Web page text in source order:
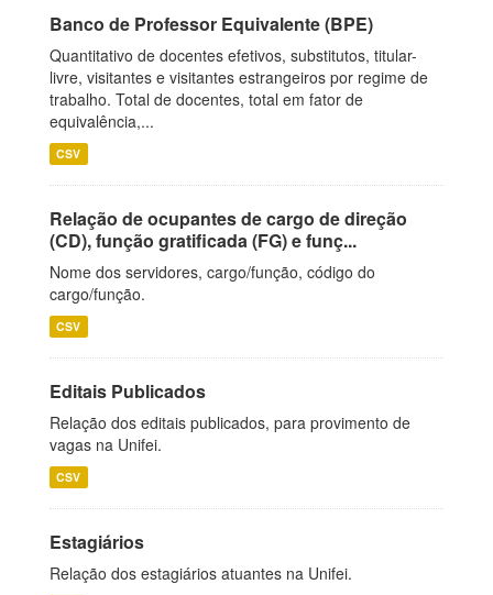
Banco de Professor Equivalente (BPE)
Quantitativo de docentes efetivos, substitutos, titular-
livre, visitantes e visitantes estrangeiros por regime de
trabalho. Total de docentes, total em fator de
equivalência,...
CSV
Relação de ocupantes de cargo de direção
(CD), função gratificada (FG) e funç...
Nome dos servidores, cargo/função, código do
cargo/função.
CSV
Editais Publicados
Relação dos editais publicados, para provimento de
vagas na Unifei.
CSV
Estagiários
Relação dos estagiários atuantes na Unifei.